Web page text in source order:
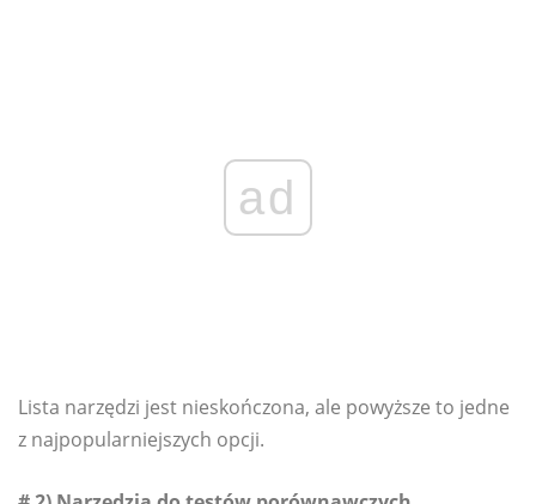
ad
Lista narzędzi jest nieskończona, ale powyższe to jedne
z najpopularniejszych opcji.